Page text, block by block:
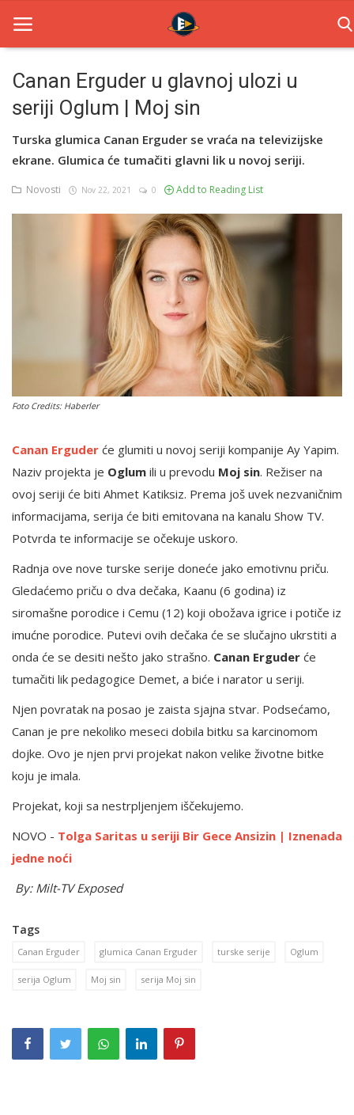
Home
Novosti
Filmovi
English
Canan Erguder u glavnoj ulozi u
seriji Oglum | Moj sin
Turska glumica Canan Erguder se vraća na televizijske
ekrane. Glumica će tumačiti glavni lik u novoj seriji.
Novosti Nov 22, 2021 0 Add to Reading List
Foto Credits: Haberler
Canan Erguder će glumiti u novoj seriji kompanije Ay Yapim.
Naziv projekta je Oglum ili u prevodu Moj sin. Režiser na
ovoj seriji će biti Ahmet Katiksiz. Prema još uvek nezvaničnim
informacijama, serija će biti emitovana na kanalu Show TV.
Potvrda te informacije se očekuje uskoro.
Radnja ove nove turske serije doneće jako emotivnu priču.
Gledaćemo priču o dva dečaka, Kaanu (6 godina) iz
siromašne porodice i Cemu (12) koji obožava igrice i potiče iz
imućne porodice. Putevi ovih dečaka će se slučajno ukrstiti a
onda će se desiti nešto jako strašno. Canan Erguder će
tumačiti lik pedagogice Demet, a biće i narator u seriji.
Njen povratak na posao je zaista sjajna stvar. Podsećamo,
Canan je pre nekoliko meseci dobila bitku sa karcinomom
dojke. Ovo je njen prvi projekat nakon velike životne bitke
koju je imala.
Projekat, koji sa nestrpljenjem iščekujemo.
NOVO - Tolga Saritas u seriji Bir Gece Ansizin | Iznenada
jedne noći
By: Milt-TV Exposed
Tags
Canan Erguder glumica Canan Erguder turske serije Oglum
serija Oglum Moj sin serija Moj sin